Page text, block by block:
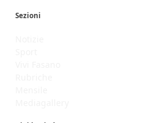
Sezioni